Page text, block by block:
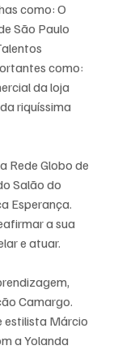
como: O
São Paulo
como:
da loja
riquíssima
Rede Globo de
Salão do
Esperança.
a sua
e atuar.
Camargo.
estilista Márcio
a Yolanda